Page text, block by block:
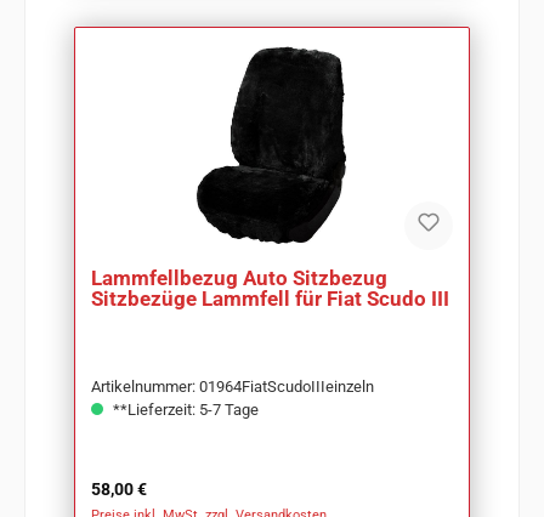
Lammfellbezug Auto Sitzbezug
Sitzbezüge Lammfell für Fiat Scudo III
Artikelnummer: 01964FiatScudoIIIeinzeln
**Lieferzeit: 5-7 Tage
Regulärer Preis:
58,00 €